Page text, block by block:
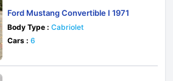
Ford Mustang Convertible I 1971
Body Type : Cabriolet
Cars : 6